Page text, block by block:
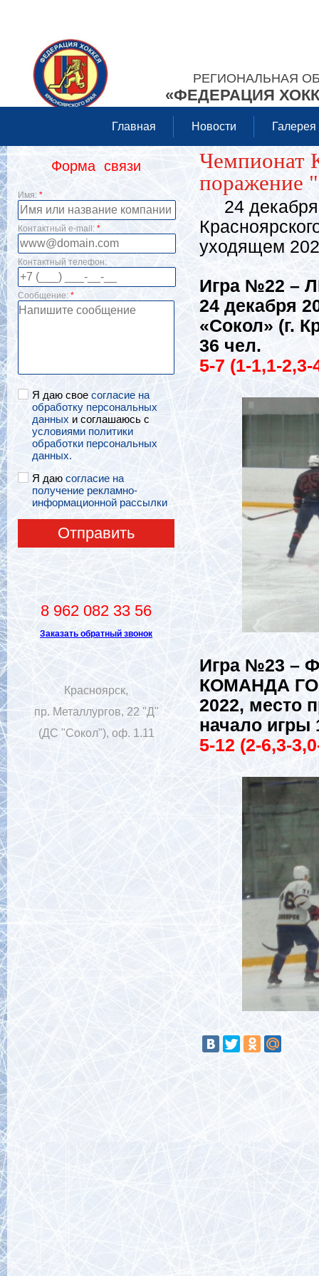
РЕГИОНАЛЬНАЯ
«ФЕДЕРАЦИЯ
Главная Новости Галерея
Форма связи
Имя: *
Контактный e-mail: *
Контактный телефон:
Сообщение: *
Я даю свое согласие на
обработку персональных
данных и соглашаюсь с
условиями политики
обработки персональных
данных.
Я даю согласие на
получение рекламно-
информационной рассылки
Отправить
8 962 082 33 56
Заказать обратный звонок
Красноярск,
пр. Металлургов, 22 "Д"
(ДС "Сокол"), оф. 1.11
Чемпионат
поражение
24 декабря
уходящем
Игра №22 –
24 декабря
«Сокол» (г.
36 чел.
5-7 (1-1,1-2,3-
Игра №23 –
КОМАНДА
2022, место
начало игры
5-12 (2-6,3-